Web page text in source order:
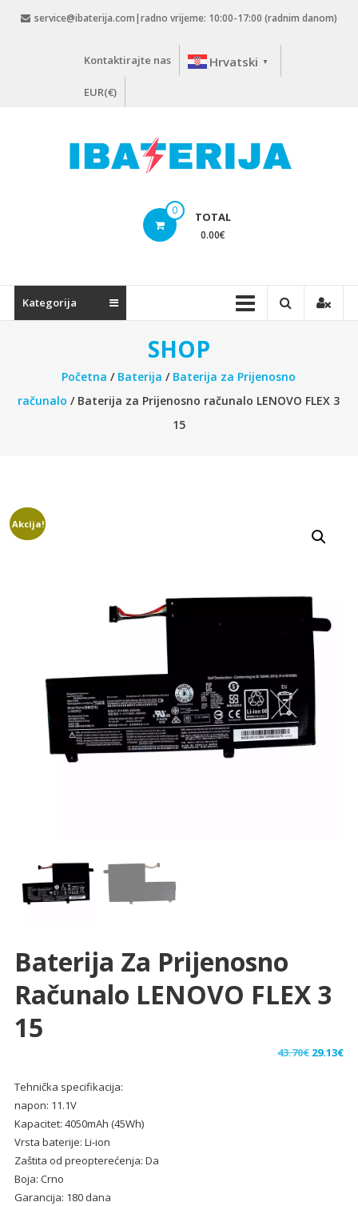
service@ibaterija.com|radno vrijeme: 10:00-17:00 (radnim danom)
Kontaktirajte nas Hrvatski ▼
EUR(€)
0 TOTAL
0.00€
Kategorija
SHOP
Početna / Baterija / Baterija za Prijenosno
računalo / Baterija za Prijenosno računalo LENOVO FLEX 3
15
Akcija!
Baterija Za Prijenosno
Računalo LENOVO FLEX 3
15
43.70€ Izvorna
29.13€
Tehnička specifikacija:
napon: 11.1V
Kapacitet: 4050mAh (45Wh)
Vrsta baterije: Li-ion
Zaštita od preopterećenja: Da
Boja: Crno
Garancija: 180 dana